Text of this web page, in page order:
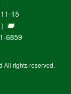
15
6859
All rights reserved.